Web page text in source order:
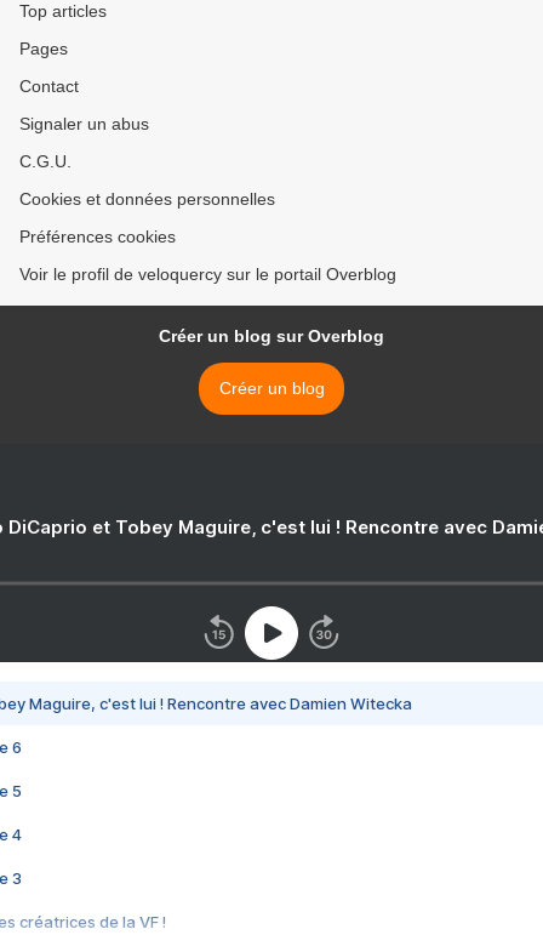
Top articles
Pages
Contact
Signaler un abus
C.G.U.
Cookies et données personnelles
Préférences cookies
Voir le profil de veloquercy sur le portail Overblog
Créer un blog sur Overblog
Créer un blog
DiCaprio et Tobey Maguire, c'est lui ! Rencontre avec
Maguire, c'est lui ! Rencontre avec Damien Witecka
6
5
4
3
créatrices de la VF !